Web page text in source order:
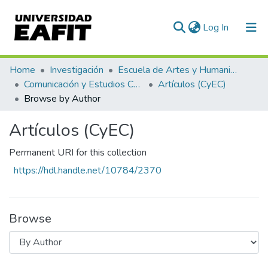
Log In (current)
Communities & Collections
All of DSpace
Home Investigación
Escuela de Artes y Humanidades
Comunicación y Estudios Culturales
Artículos (CyEC)
Browse by Author
Artículos (CyEC)
Permanent URI for this collection
https://hdl.handle.net/10784/2370
Browse